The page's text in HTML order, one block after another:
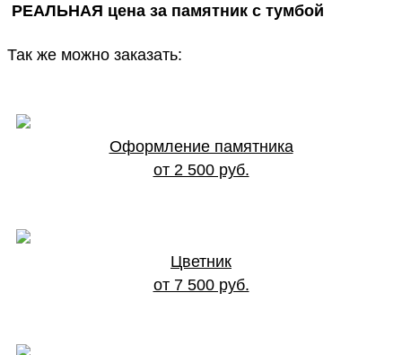
РЕАЛЬНАЯ цена за памятник с тумбой
Так же можно заказать:
Оформление памятника
от 2 500 руб.
Цветник
от 7 500 руб.